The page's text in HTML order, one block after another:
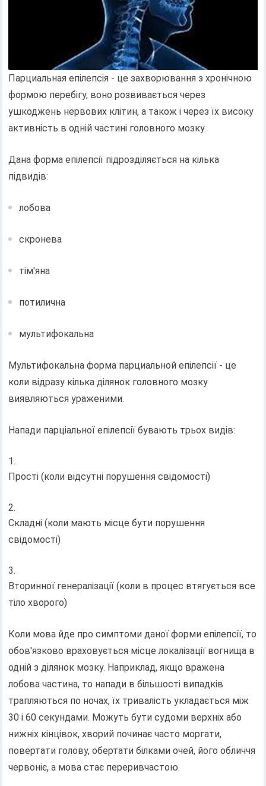
Парциальная епілепсія - це захворювання з хронічною
формою перебігу, воно розвивається через
ушкоджень нервових клітин, а також і через їх високу
активність в одній частині головного мозку.
Дана форма епілепсії підрозділяється на кілька
підвидів:
лобова
скронева
тім'яна
потилична
мультифокальна
Мультифокальна форма парциальной епілепсії - це
коли відразу кілька ділянок головного мозку
виявляються ураженими.
Напади парціальної епілепсії бувають трьох видів:
Прості (коли відсутні порушення свідомості)
Складні (коли мають місце бути порушення
свідомості)
Вторинної генералізації (коли в процес втягується все
тіло хворого)
Коли мова йде про симптоми даної форми епілепсії, то
обов'язково враховується місце локалізації вогнища в
одній з ділянок мозку. Наприклад, якщо вражена
лобова частина, то напади в більшості випадків
трапляються по ночах, їх тривалість укладається між
30 і 60 секундами. Можуть бути судоми верхніх або
нижніх кінцівок, хворий починає часто моргати,
повертати голову, обертати білками очей, його обличчя
червоніє, а мова стає переривчастою.